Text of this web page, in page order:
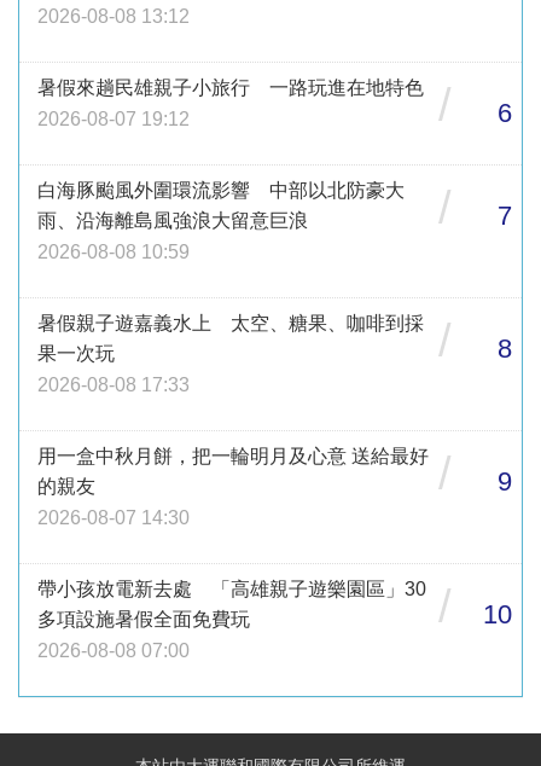
2026-08-08 13:12
暑假來趟民雄親子小旅行 一路玩進在地特色
2026-08-07 19:12
/ 6
白海豚颱風外圍環流影響 中部以北防豪大
雨、沿海離島風強浪大留意巨浪
2026-08-08 10:59
/ 7
暑假親子遊嘉義水上 太空、糖果、咖啡到採
果一次玩
2026-08-08 17:33
/ 8
用一盒中秋月餅，把一輪明月及心意 送給最好
的親友
2026-08-07 14:30
/ 9
帶小孩放電新去處 「高雄親子遊樂園區」30
多項設施暑假全面免費玩
2026-08-08 07:00
/ 10